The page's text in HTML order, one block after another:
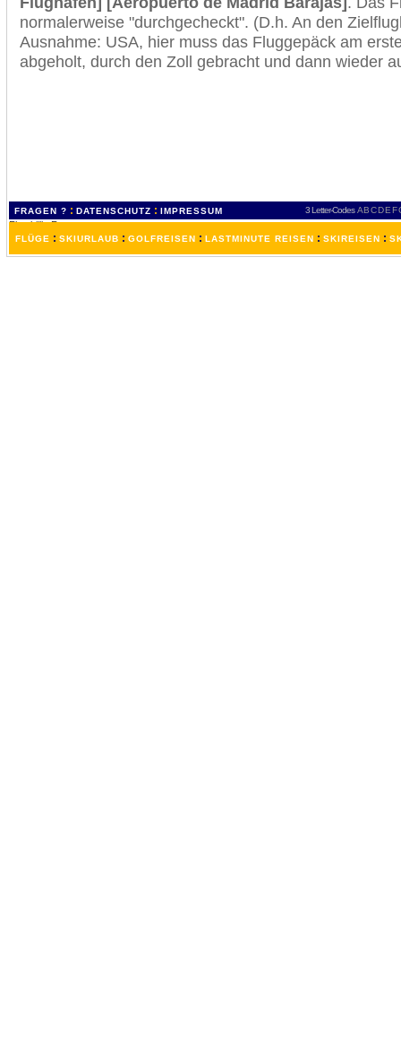
normalerweise "durchgecheckt". (D.h. An den
Ausnahme: USA, hier muss das Fluggepäck am
abgeholt, durch den Zoll gebracht und dann wieder
FRAGEN ? : DATENSCHUTZ : IMPRESSUM 3 Letter-Codes ABCDEF
FLÜGE : SKIURLAUB : GOLFREISEN : LASTMINUTE REISEN : SKIREISEN :